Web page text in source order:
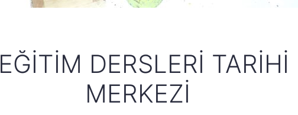
DERSLERI
MERKEZI